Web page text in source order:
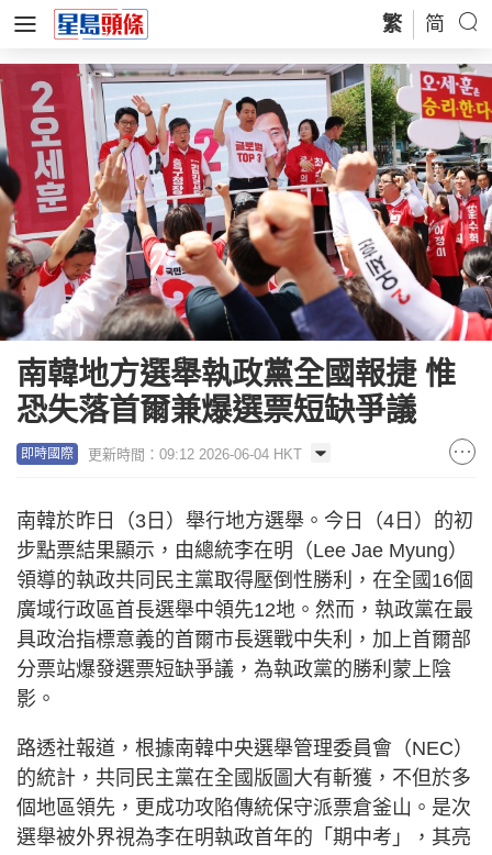
繁 简
南韓地方選舉執政黨全國報捷 惟
恐失落首爾兼爆選票短缺爭議
即時國際 更新時間：09:12 2026-06-04 HKT
南韓於昨日（3日）舉行地方選舉。今日（4日）的初
步點票結果顯示，由總統李在明（Lee Jae Myung）
領導的執政共同民主黨取得壓倒性勝利，在全國16個
廣域行政區首長選舉中領先12地。然而，執政黨在最
具政治指標意義的首爾市長選戰中失利，加上首爾部
分票站爆發選票短缺爭議，為執政黨的勝利蒙上陰
影。
路透社報道，根據南韓中央選舉管理委員會（NEC）
的統計，共同民主黨在全國版圖大有斬獲，不但於多
個地區領先，更成功攻陷傳統保守派票倉釜山。是次
選舉被外界視為李在明執政首年的「期中考」，其亮